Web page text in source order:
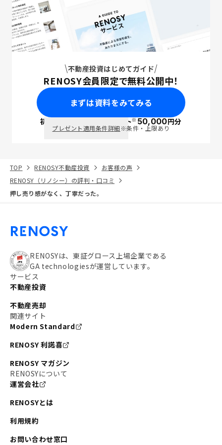
不動産投資はじめてガイド
RENOSY会員限定で無料公開中！
まずは資料をみてみる
初回面談で ポイント※50,000円分
プレゼント適用条件詳細※条件・上限あり
TOP RENOSY不動産投資
お客様の声
RENOSY（リノシー）の評判・口コミ
押し売り感がなく、丁寧だった。
RENOSYは、東証グロース上場企業である
GA technologiesが運営しています。
サービス
不動産投資
不動産売却
関連サイト
Modern Standard
RENOSY 利諾喜
RENOSY マガジン
RENOSYについて
運営会社
RENOSYとは
利用規約
お問い合わせ窓口